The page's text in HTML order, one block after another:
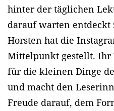
hinter der täglichen
darauf warten
Horsten hat die
Mittelpunkt gestellt. Ihr
für die kleinen Dinge
und macht den
Freude darauf, dem